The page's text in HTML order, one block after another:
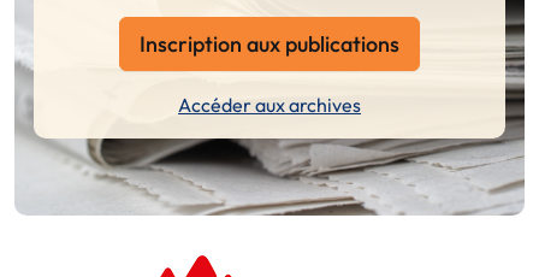
Inscription aux publications
Accéder aux archives